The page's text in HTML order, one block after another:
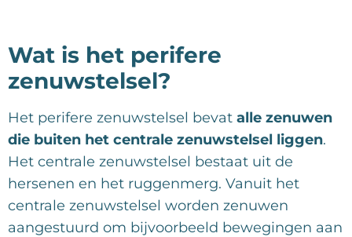
Wat is het perifere
zenuwstelsel?
Het perifere zenuwstelsel bevat alle zenuwen
die buiten het centrale zenuwstelsel liggen.
Het centrale zenuwstelsel bestaat uit de
hersenen en het ruggenmerg. Vanuit het
centrale zenuwstelsel worden zenuwen
aangestuurd om bijvoorbeeld bewegingen aan